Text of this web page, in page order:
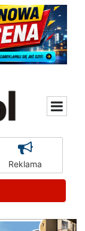
Reklama